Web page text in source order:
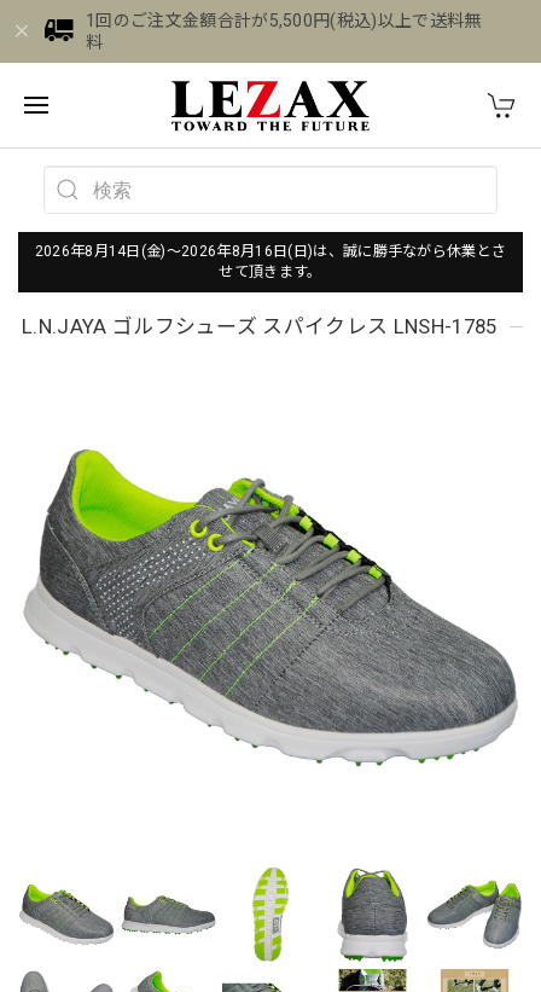
1回のご注文金額合計が5,500円(税込)以上で送料無
料
2026年8月14日(金)～2026年8月16日(日)は、誠に勝手ながら休業とさ
せて頂きます。
L.N.JAYA ゴルフシューズ スパイクレス LNSH-1785